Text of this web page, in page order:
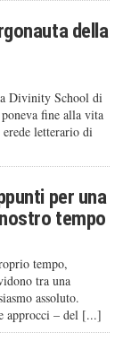
della
Divinity School di
fine alla vita
letterario di
per una
tempo
tempo,
tra una
assoluto.
approcci – del [...]